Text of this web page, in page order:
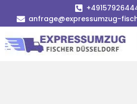
anfrage@expressumzug-